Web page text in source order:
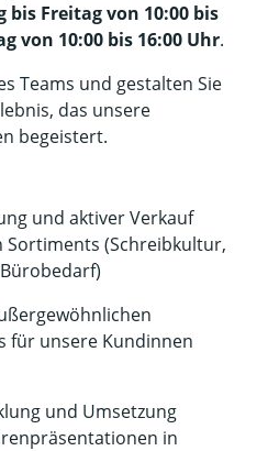
bis Freitag von 10:00 bis
von 10:00 bis 16:00 Uhr.
Teams und gestalten Sie
das unsere
begeistert.
und aktiver Verkauf
Sortiments (Schreibkultur,
für unsere Kundinnen
und Umsetzung
in